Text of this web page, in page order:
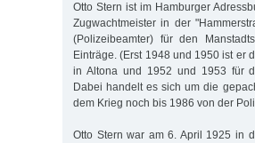
Otto Stern ist im Hamburger
Zugwachtmeister in der
(Polizeibeamter) für den
Einträge. (Erst 1948 und 1950 ist er
in Altona und 1952 und 1953 für
Dabei handelt es sich um die
dem Krieg noch bis 1986 von der
Otto Stern war am 6. April 1925 in